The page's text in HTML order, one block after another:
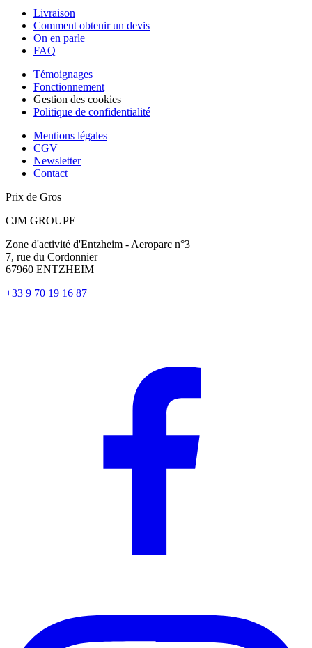
Livraison
Comment obtenir un devis
On en parle
FAQ
Témoignages
Fonctionnement
Gestion des cookies
Politique de confidentialité
Mentions légales
CGV
Newsletter
Contact
Prix de Gros
CJM GROUPE
Zone d'activité d'Entzheim - Aeroparc n°3
7, rue du Cordonnier
67960 ENTZHEIM
+33 9 70 19 16 87